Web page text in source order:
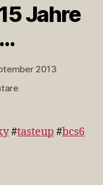
Jahre
2013
zu
15
Jahre
#tasteup #bcs6